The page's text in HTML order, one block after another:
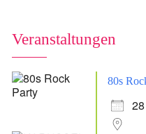
Veranstaltungen
80s